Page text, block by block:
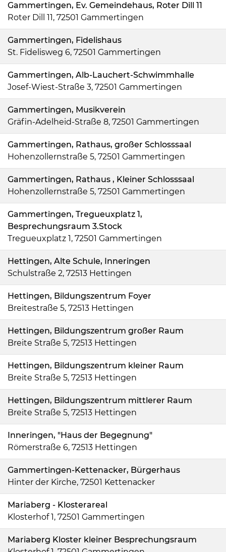
Gammertingen, Ev. Gemeindehaus, Roter Dill 11
Roter Dill 11, 72501 Gammertingen
Gammertingen, Fidelishaus
St. Fidelisweg 6, 72501 Gammertingen
Gammertingen, Alb-Lauchert-Schwimmhalle
Josef-Wiest-Straße 3, 72501 Gammertingen
Gammertingen, Musikverein
Gräfin-Adelheid-Straße 8, 72501 Gammertingen
Gammertingen, Rathaus, großer Schlosssaal
Hohenzollernstraße 5, 72501 Gammertingen
Gammertingen, Rathaus , Kleiner Schlosssaal
Hohenzollernstraße 5, 72501 Gammertingen
Gammertingen, Tregueuxplatz 1,
Besprechungsraum 3.Stock
Tregueuxplatz 1, 72501 Gammertingen
Hettingen, Alte Schule, Inneringen
Schulstraße 2, 72513 Hettingen
Hettingen, Bildungszentrum Foyer
Breitestraße 5, 72513 Hettingen
Hettingen, Bildungszentrum großer Raum
Breite Straße 5, 72513 Hettingen
Hettingen, Bildungszentrum kleiner Raum
Breite Straße 5, 72513 Hettingen
Hettingen, Bildungszentrum mittlerer Raum
Breite Straße 5, 72513 Hettingen
Inneringen, "Haus der Begegnung"
Römerstraße 6, 72513 Hettingen
Gammertingen-Kettenacker, Bürgerhaus
Hinter der Kirche, 72501 Kettenacker
Mariaberg - Klosterareal
Klosterhof 1, 72501 Gammertingen
Mariaberg Kloster kleiner Besprechungsraum